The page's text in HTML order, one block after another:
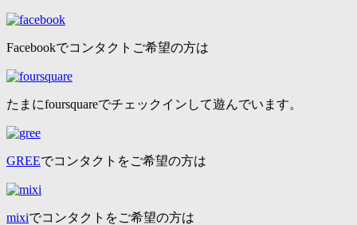
Facebookでコンタクトご希望の方は
たまにfoursquareでチェックインして遊んでいます。
GREEでコンタクトをご希望の方は
mixiでコンタクトをご希望の方は